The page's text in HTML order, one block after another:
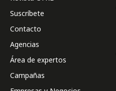
Suscríbete
Contacto
Agencias
Área de expertos
Campañas